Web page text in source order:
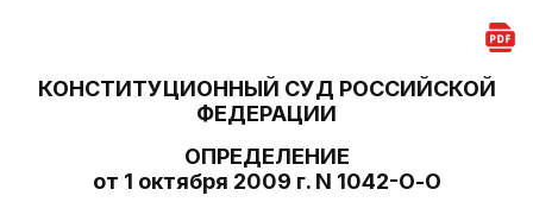
КОНСТИТУЦИОННЫЙ СУД РОССИЙСКОЙ
ФЕДЕРАЦИИ
ОПРЕДЕЛЕНИЕ
от 1 октября 2009 г. N 1042-О-О